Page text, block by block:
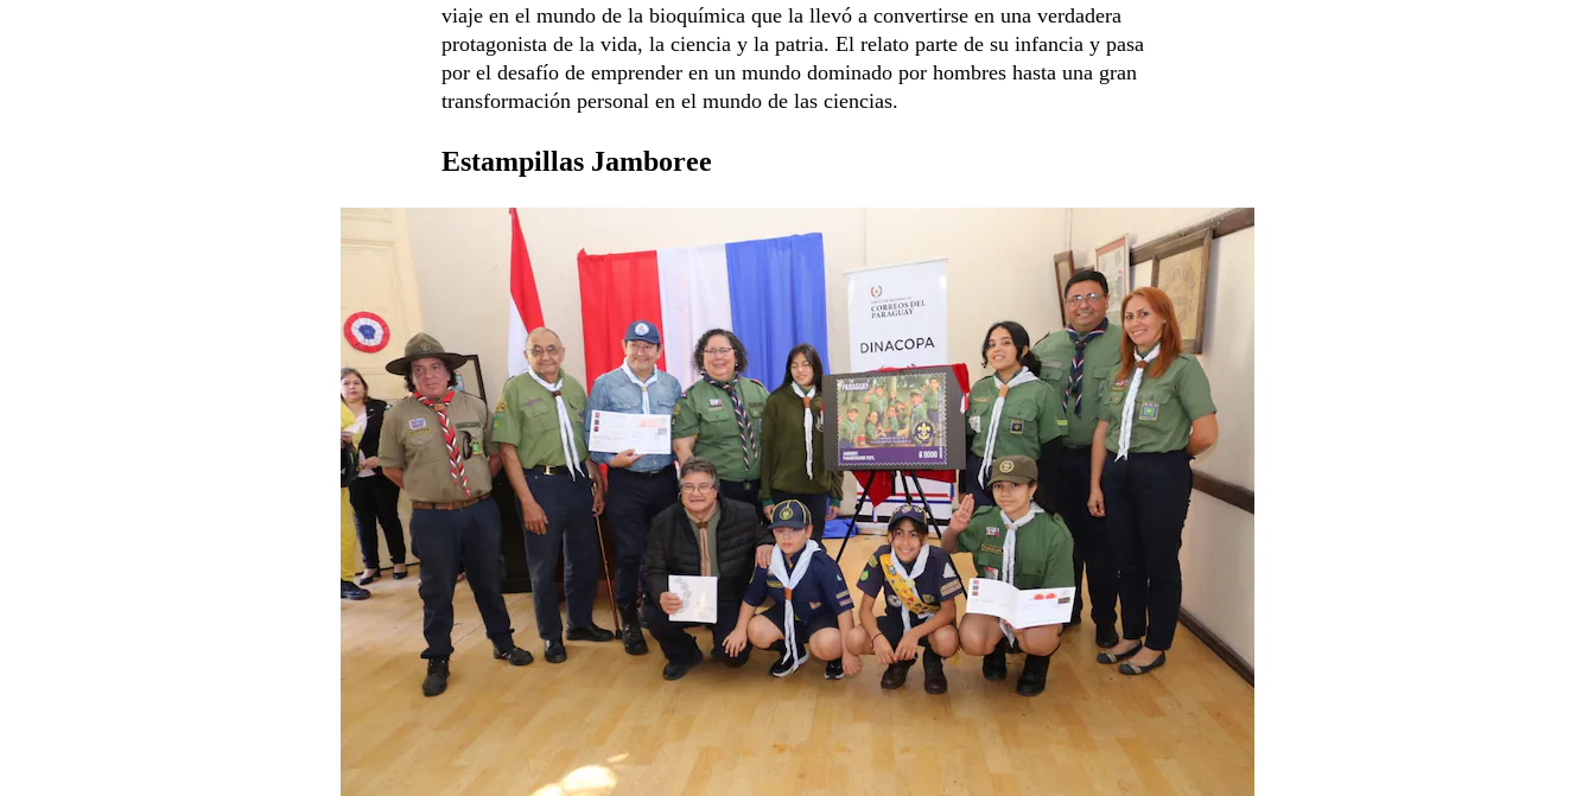
viaje en el mundo de la bioquímica que la llevó a convertirse en una verdadera
protagonista de la vida, la ciencia y la patria. El relato parte de su infancia y pasa
por el desafío de emprender en un mundo dominado por hombres hasta una gran
transformación personal en el mundo de las ciencias.
Estampillas Jamboree